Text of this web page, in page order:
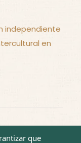
independiente
en
-Términos y
que